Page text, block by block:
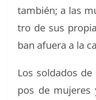
tam­bién; a las
tro de sus
ban afuera a la
Los sol­da­dos
pos de mujeres